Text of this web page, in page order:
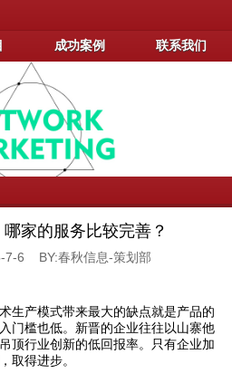
成功案例 联系我们
家的服务比较完善？
7-6 BY:春秋信息-策划部
生产模式带来最大的缺点就是产品的
门槛也低。新晋的企业往往以山寨他
顶行业创新的低回报率。只有企业加
取得进步。